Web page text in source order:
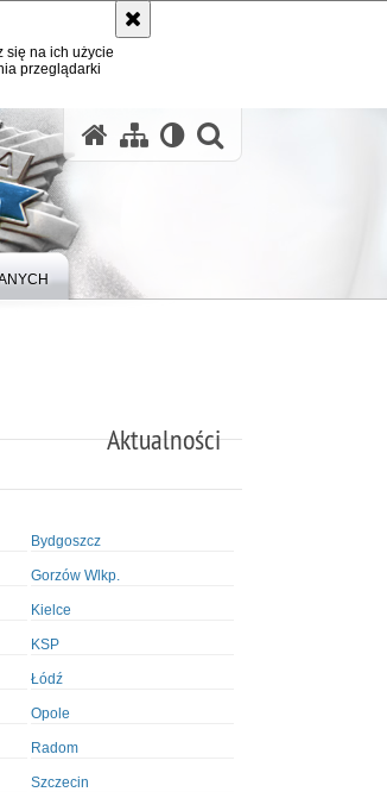
się na ich użycie
przeglądarki
Aktualności
Bydgoszcz
Gorzów Wlkp.
Kielce
KSP
Łódź
Opole
Radom
Szczecin